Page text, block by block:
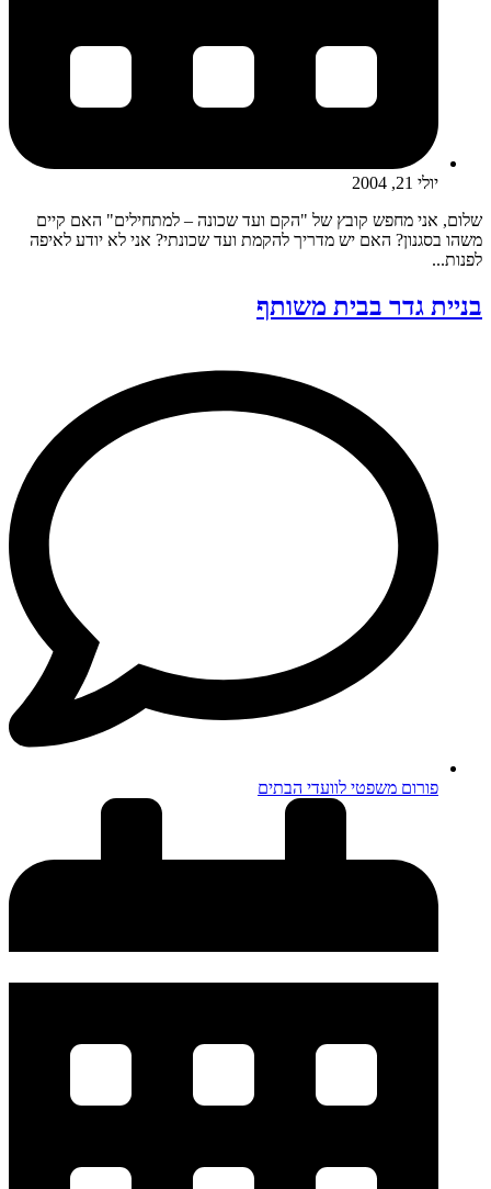
יולי 21, 2004
שלום, אני מחפש קובץ של "הקם ועד שכונה – למתחילים" האם קיים
משהו בסגנון? האם יש מדריך להקמת ועד שכונתי? אני לא יודע לאיפה
לפנות...
בניית גדר בבית משותף
פורום משפטי לוועדי הבתים